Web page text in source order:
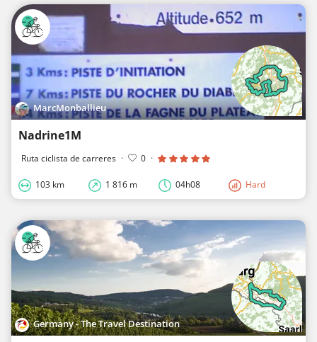
MarcMonballieu
Nadrine1M
Ruta ciclista de carreres · 0 ·
103 km 1 816 m 04h08 Hard
Germany - The Travel Destination